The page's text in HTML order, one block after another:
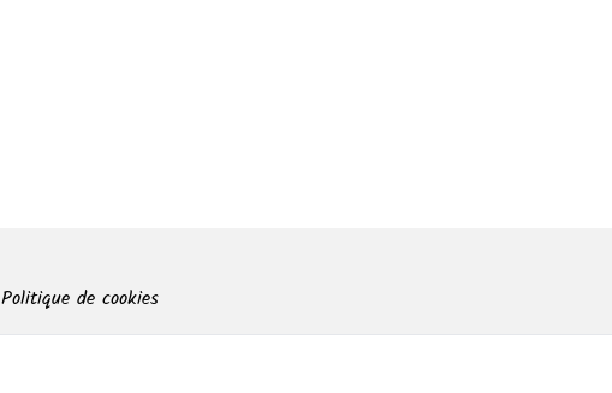
Politique de cookies